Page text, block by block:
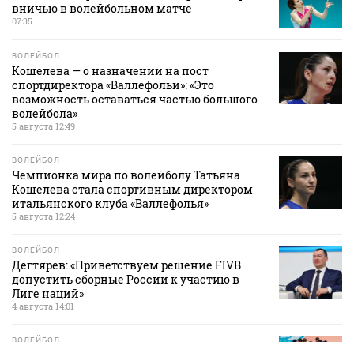
вничью в волейбольном матче
07:35
ВОЛЕЙБОЛ
Кошелева — о назначении на пост
спортдиректора «Валлефольи»: «Это
возможность оставаться частью большого
волейбола»
5 августа 12:49
ВОЛЕЙБОЛ
Чемпионка мира по волейболу Татьяна
Кошелева стала спортивным директором
итальянского клуба «Валлефолья»
5 августа 12:24
ВОЛЕЙБОЛ
Дегтярев: «Приветствуем решение FIVB
допустить сборные России к участию в
Лиге наций»
4 августа 14:01
ВОЛЕЙБОЛ